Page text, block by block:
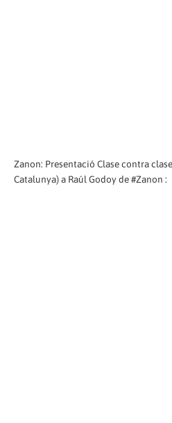
Zanon: Presentació Clase contra
Catalunya) a Raúl Godoy de #Zanon :